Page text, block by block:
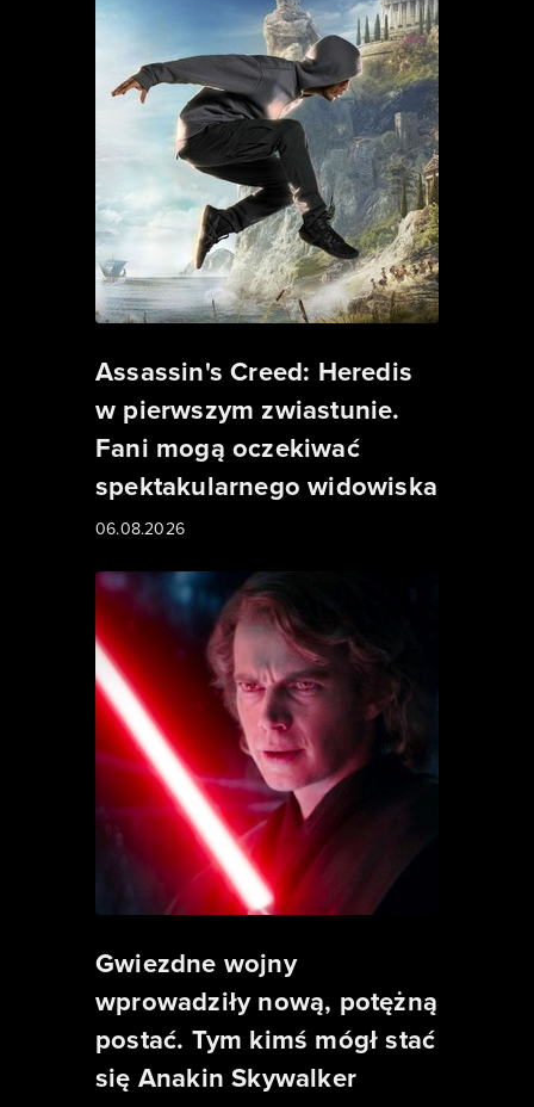
Assassin's Creed: Heredis
w pierwszym zwiastunie.
Fani mogą oczekiwać
spektakularnego widowiska
06.08.2026
Gwiezdne wojny
wprowadziły nową, potężną
postać. Tym kimś mógł stać
się Anakin Skywalker